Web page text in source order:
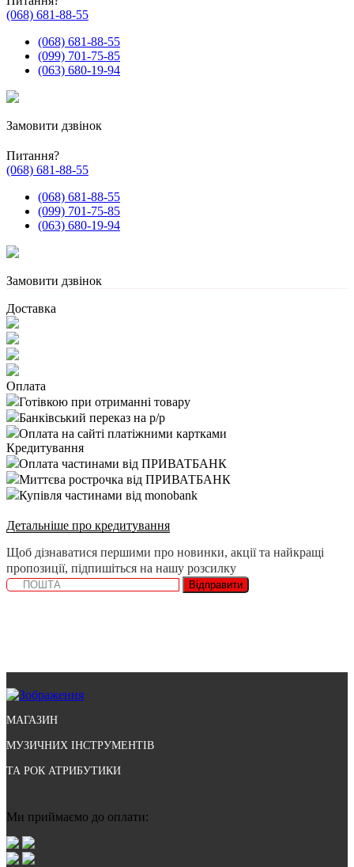
(068) 681-88-55
(068) 681-88-55
(099) 701-75-85
(063) 680-19-94
Замовити дзвінок
Питання?
(068) 681-88-55
(068) 681-88-55
(099) 701-75-85
(063) 680-19-94
Замовити дзвінок
Доставка
Оплата
Готівкою при отриманні товару
Банківський переказ на р/р
Оплата на сайті платіжними картками
Кредитування
Оплата частинами від ПРИВАТБАНК
Миттєва рострочка від ПРИВАТБАНК
Купівля частинами від monobank
Детальніше про кредитування
Щоб дізнаватися першими про новинки, акції та найкращі
пропозиції, підпишіться на нашу розсилку
Відправити
МАГАЗИН
МУЗИЧНИХ ІНСТРУМЕНТІВ
ТА РОК АТРИБУТИКИ
Ми приймаємо до оплати: